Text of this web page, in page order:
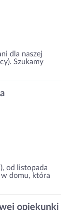
dla naszej
Szukamy
od listopada
domu, która
opiekunki